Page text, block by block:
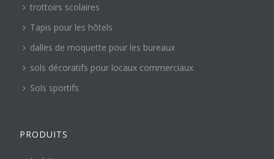
trottoirs scolaires
Tapis pour les hôtels
dalles de moquette pour les bureaux
sols décoratifs pour locaux commerciaux
Sols sportifs
PRODUITS